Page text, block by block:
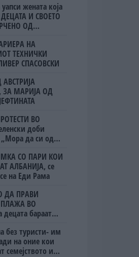
жената која
И СВОЕТО
ОД
НА
ТЕХНИЧКИ
СПАСОВСКИ
АВСТРИЈА
ЗА МАРИЈА ОД
ВО
доби
„Мора да си оди,
СО ПАРИ КОИ
АЛБАНИЈА, се
на Еди Рама
ДА ПРАВИ
ПЛАЖА ВО
децата бараат
без туристи- им
на оние кои
семејството или